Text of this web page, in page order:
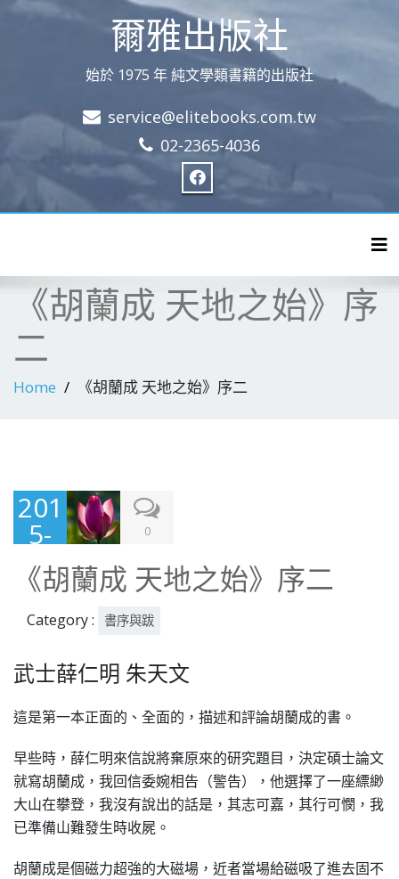
爾雅出版社
始於 1975 年 純文學類書籍的出版社
service@elitebooks.com.tw
02-2365-4036
《胡蘭成 天地之始》序
二
Home 《胡蘭成 天地之始》序二
201
5-
10-
24
0
《胡蘭成 天地之始》序二
Category : 書序與跋
武士薛仁明 朱天文
這是第一本正面的、全面的，描述和評論胡蘭成的書。
早些時，薛仁明來信說將棄原來的研究題目，決定碩士論文
就寫胡蘭成，我回信委婉相告（警告），他選擇了一座縹緲
大山在攀登，我沒有說出的話是，其志可嘉，其行可憫，我
已準備山難發生時收屍。
胡蘭成是個磁力超強的大磁場，近者當場給磁吸了進去固不